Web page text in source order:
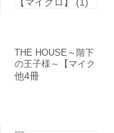
THE HOUSE～階下
の王子様～【マイク
ロ】 (1)
他4冊